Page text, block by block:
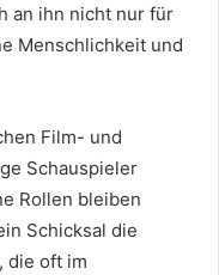
an ihn nicht nur für
Menschlichkeit und
Film- und
Schauspieler
Rollen bleiben
Schicksal die
die oft im